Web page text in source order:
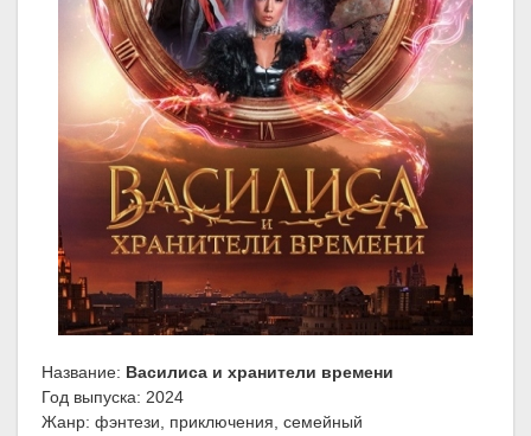
Название: Василиса и хранители времени
Год выпуска: 2024
Жанр: фэнтези, приключения, семейный